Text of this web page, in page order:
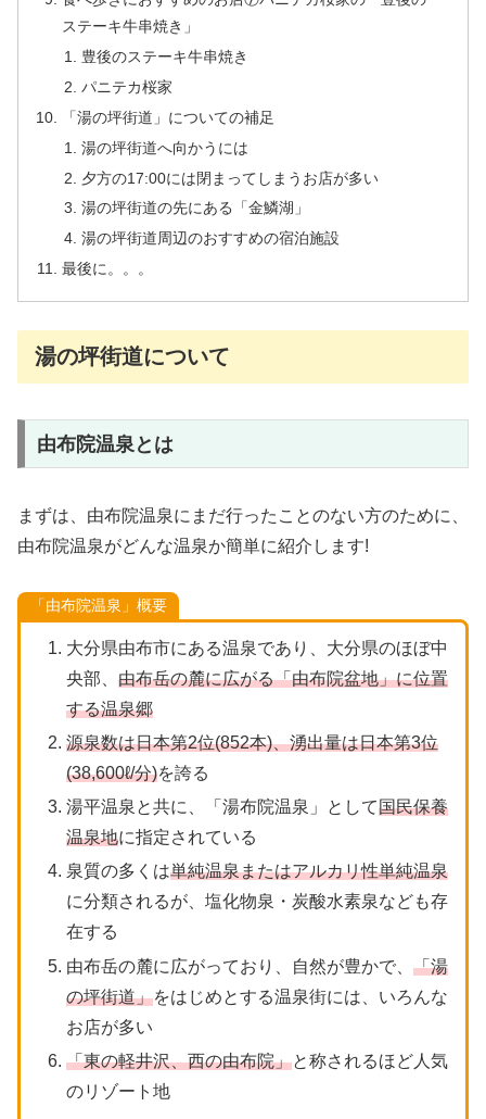
ステーキ牛串焼き」
豊後のステーキ牛串焼き
パニテカ桜家
「湯の坪街道」についての補足
湯の坪街道へ向かうには
夕方の17:00には閉まってしまうお店が多い
湯の坪街道の先にある「金鱗湖」
湯の坪街道周辺のおすすめの宿泊施設
最後に。。。
湯の坪街道について
由布院温泉とは
まずは、由布院温泉にまだ行ったことのない方のために、
由布院温泉がどんな温泉か簡単に紹介します!
「由布院温泉」概要
大分県由布市にある温泉であり、大分県のほぼ中
央部、 由布岳の麓に広がる「由布院盆地」に位置
する温泉郷
源泉数は日本第2位(852本)、湧出量は日本第3位
(38,600ℓ/分)を誇る
湯平温泉と共に、「湯布院温泉」として国民保養
温泉地に指定されている
泉質の多くは単純温泉またはアルカリ性単純温泉
に分類されるが、塩化物泉・炭酸水素泉なども存
在する
由布岳の麓に広がっており、自然が豊かで、 「湯
の坪街道」をはじめとする温泉街には、いろんな
お店が多い
「東の軽井沢、西の由布院」と称されるほど人気
のリゾート地